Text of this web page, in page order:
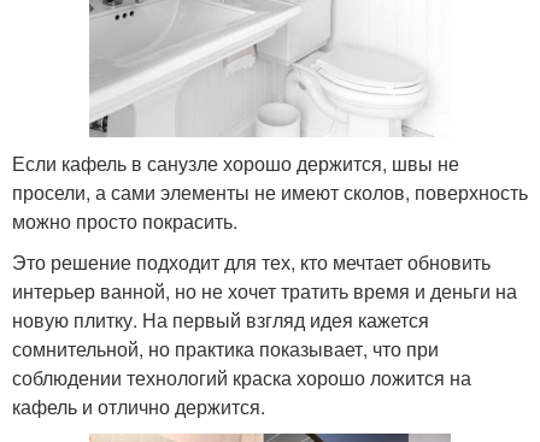
Если кафель в санузле хорошо держится, швы не
просели, а сами элементы не имеют сколов, поверхность
можно просто покрасить.
Это решение подходит для тех, кто мечтает обновить
интерьер ванной, но не хочет тратить время и деньги на
новую плитку. На первый взгляд идея кажется
сомнительной, но практика показывает, что при
соблюдении технологий краска хорошо ложится на
кафель и отлично держится.